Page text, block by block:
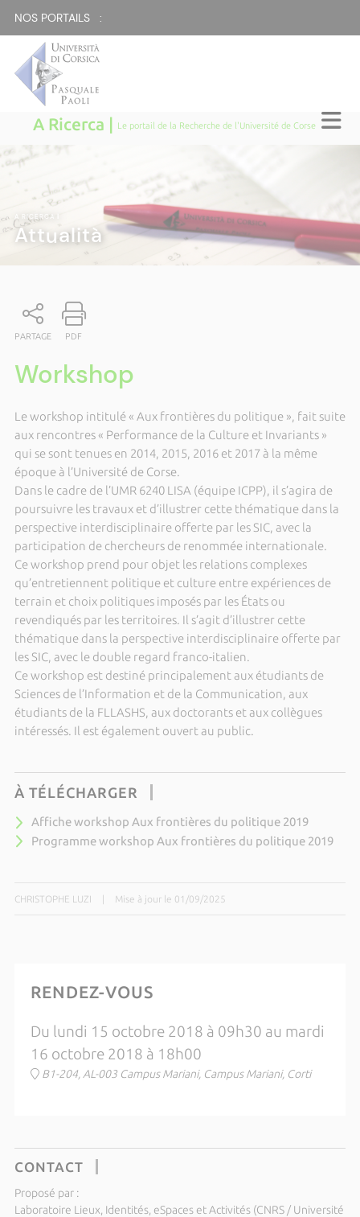
NOS PORTAILS :
A Ricerca | Le portail de la Recherche de l'Université de Corse
A RICERCA
Attualità
PARTAGE PDF
Workshop
Le workshop intitulé « Aux frontières du politique », fait suite
aux rencontres « Performance de la Culture et Invariants »
qui se sont tenues en 2014, 2015, 2016 et 2017 à la même
époque à l’Université de Corse.
Dans le cadre de l’UMR 6240 LISA (équipe ICPP), il s’agira de
poursuivre les travaux et d’illustrer cette thématique dans la
perspective interdisciplinaire offerte par les SIC, avec la
participation de chercheurs de renommée internationale.
Ce workshop prend pour objet les relations complexes
qu’entretiennent politique et culture entre expériences de
terrain et choix politiques imposés par les États ou
revendiqués par les territoires. Il s’agit d’illustrer cette
thématique dans la perspective interdisciplinaire offerte par
les SIC, avec le double regard franco-italien.
Ce workshop est destiné principalement aux étudiants de
Sciences de l’Information et de la Communication, aux
étudiants de la FLLASHS, aux doctorants et aux collègues
intéressés. Il est également ouvert au public.
À TÉLÉCHARGER
Affiche workshop Aux frontières du politique 2019
Programme workshop Aux frontières du politique 2019
CHRISTOPHE LUZI Mise à jour le 01/09/2025
RENDEZ-VOUS
Du lundi 15 octobre 2018 à 09h30 au mardi
16 octobre 2018 à 18h00
B1-204, AL-003 Campus Mariani, Campus Mariani, Corti
CONTACT
Proposé par :
Laboratoire Lieux, Identités, eSpaces et Activités (CNRS / Université